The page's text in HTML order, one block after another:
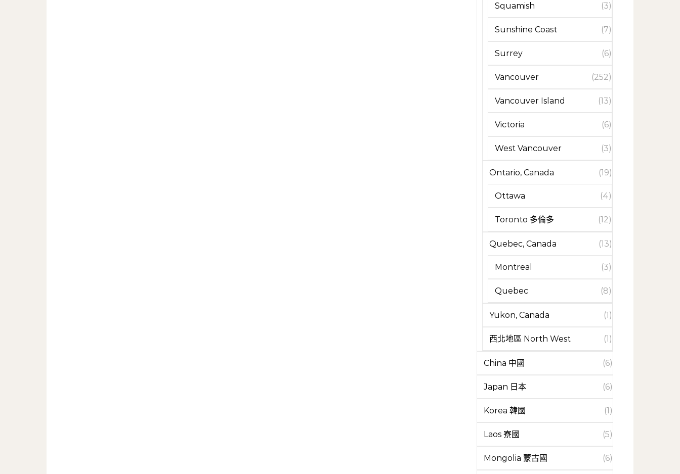
Squamish (3)
Sunshine Coast (7)
Surrey (6)
Vancouver (252)
Vancouver Island (13)
Victoria (6)
West Vancouver (3)
Ontario, Canada (19)
Ottawa (4)
Toronto 多倫多 (12)
Quebec, Canada (13)
Montreal (3)
Quebec (8)
Yukon, Canada (1)
西北地區 North West (1)
China 中國 (6)
Japan 日本 (6)
Korea 韓國 (1)
Laos 寮國 (5)
Mongolia 蒙古國 (6)